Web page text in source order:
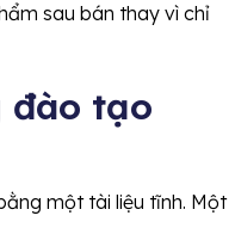
sau bán thay vì chỉ
đào tạo
một tài liệu tĩnh. Một